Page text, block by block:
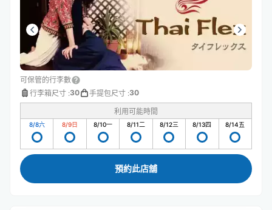
可保管的行李數
行李箱尺寸 :30 手提包尺寸 :30
利用可能時間
8/8六 8/9日 8/10一 8/11二 8/12三 8/13四 8/14五
預約此店舖